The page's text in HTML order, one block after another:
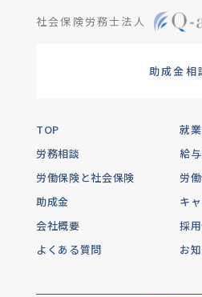
社会保険労務士法人
助成金相
TOP
就
労務相談
給
労働保険と社会保険
労
助成金
キ
会社概要
採
よくある質問
お